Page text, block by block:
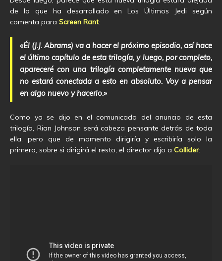
de lo que ha desarrollado en Los Últimos Jedi según
comenta para Screen Rant:
«Él (J.J. Abrams) va a hacer el próximo episodio, así hace
el último capítulo de esta trilogía, y luego, por completo,
apareceré con una trilogía completamente nueva que
no estará conectada a esto en absoluto. Voy a pensar
en algo nuevo y hacerlo.»
Como ya se dijo en el comunicado del anuncio de esta
trilogía, Rian Johnson será cabeza pensante detrás de toda
ella, pero que de momento dirigiría y escribiría solo la
primera, sobre si dirigirá el resto, el director dijo a Collider: